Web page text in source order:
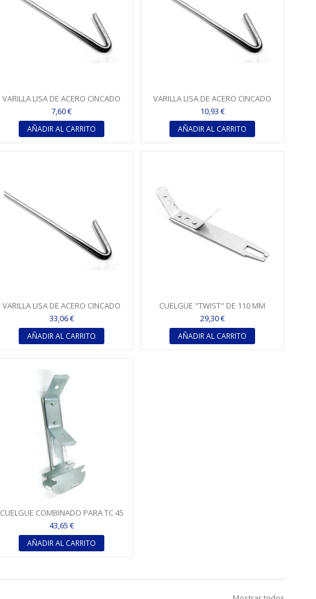
VARILLA LISA DE ACERO CINCADO
CON GANCHO Ø 4 - 125 MM
7,60 €
AÑADIR AL CARRITO
VARILLA LISA DE ACERO CINCADO
CON GANCHO Ø 4 - 250 MM
10,93 €
AÑADIR AL CARRITO
VARILLA LISA DE ACERO CINCADO
CON GANCHO Ø 4 - 1.015 MM
33,06 €
AÑADIR AL CARRITO
CUELGUE "TWIST" DE 110 MM
29,30 €
AÑADIR AL CARRITO
CUELGUE COMBINADO PARA TC 45
43,65 €
AÑADIR AL CARRITO